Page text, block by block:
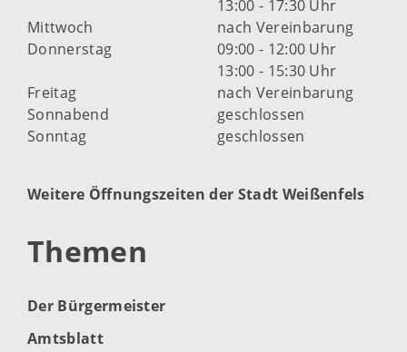
13:00 - 17:30 Uhr
Mittwoch
nach Vereinbarung
Donnerstag
09:00 - 12:00 Uhr
13:00 - 15:30 Uhr
Freitag
nach Vereinbarung
Sonnabend
geschlossen
Sonntag
geschlossen
Weitere Öffnungszeiten der Stadt Weißenfels
Themen
Der Bürgermeister
Amtsblatt